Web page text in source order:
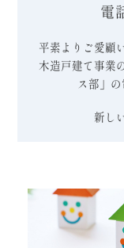
電
平素よりご愛顧
木造戸建て事業
ス部」
新し